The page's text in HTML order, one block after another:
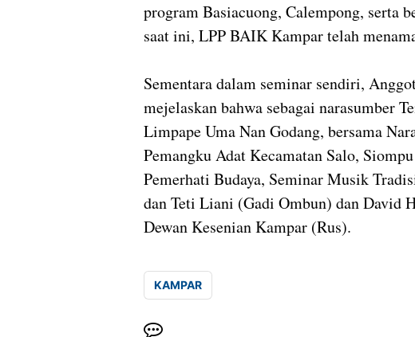
program Basiacuong, Calempong, serta
saat ini, LPP BAIK Kampar telah
Sementara dalam seminar sendiri,
mejelaskan bahwa sebagai narasumber
Limpape Uma Nan Godang, bersama
Pemangku Adat Kecamatan Salo,
Pemerhati Budaya, Seminar Musik
dan Teti Liani (Gadi Ombun) dan David
Dewan Kesenian Kampar (Rus).
KAMPAR